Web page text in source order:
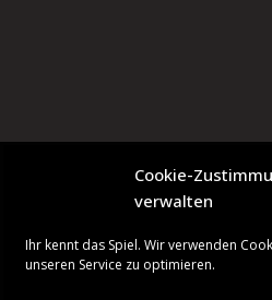
Cookie-
verwalten
Ihr kennt das Spiel. Wir verwenden
unseren Service zu optimieren.